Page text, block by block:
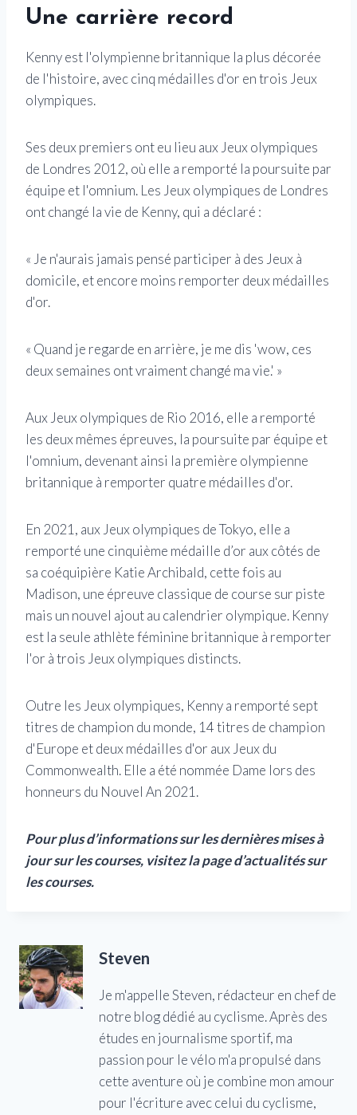
Une carrière record
Kenny est l'olympienne britannique la plus décorée
de l'histoire, avec cinq médailles d'or en trois Jeux
olympiques.
Ses deux premiers ont eu lieu aux Jeux olympiques
de Londres 2012, où elle a remporté la poursuite par
équipe et l'omnium. Les Jeux olympiques de Londres
ont changé la vie de Kenny, qui a déclaré :
« Je n'aurais jamais pensé participer à des Jeux à
domicile, et encore moins remporter deux médailles
d'or.
« Quand je regarde en arrière, je me dis 'wow, ces
deux semaines ont vraiment changé ma vie.' »
Aux Jeux olympiques de Rio 2016, elle a remporté
les deux mêmes épreuves, la poursuite par équipe et
l'omnium, devenant ainsi la première olympienne
britannique à remporter quatre médailles d'or.
En 2021, aux Jeux olympiques de Tokyo, elle a
remporté une cinquième médaille d’or aux côtés de
sa coéquipière Katie Archibald, cette fois au
Madison, une épreuve classique de course sur piste
mais un nouvel ajout au calendrier olympique. Kenny
est la seule athlète féminine britannique à remporter
l'or à trois Jeux olympiques distincts.
Outre les Jeux olympiques, Kenny a remporté sept
titres de champion du monde, 14 titres de champion
d'Europe et deux médailles d'or aux Jeux du
Commonwealth. Elle a été nommée Dame lors des
honneurs du Nouvel An 2021.
Pour plus d’informations sur les dernières mises à
jour sur les courses, visitez la page d’actualités sur
les courses.
Steven
Je m'appelle Steven, rédacteur en chef de
notre blog dédié au cyclisme. Après des
études en journalisme sportif, ma
passion pour le vélo m'a propulsé dans
cette aventure où je combine mon amour
pour l'écriture avec celui du cyclisme,